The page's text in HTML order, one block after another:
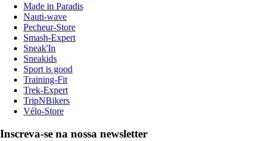
Made in Paradis
Nauti-wave
Pecheur-Store
Smash-Expert
Sneak'In
Sneakids
Sport is good
Training-Fit
Trek-Expert
TripNBikers
Vélo-Store
Inscreva-se na nossa newsletter